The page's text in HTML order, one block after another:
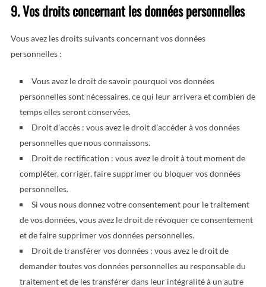
9. Vos droits concernant les données personnelles
Vous avez les droits suivants concernant vos données
personnelles :
Vous avez le droit de savoir pourquoi vos données
personnelles sont nécessaires, ce qui leur arrivera et combien de
temps elles seront conservées.
Droit d’accès : vous avez le droit d’accéder à vos données
personnelles que nous connaissons.
Droit de rectification : vous avez le droit à tout moment de
compléter, corriger, faire supprimer ou bloquer vos données
personnelles.
Si vous nous donnez votre consentement pour le traitement
de vos données, vous avez le droit de révoquer ce consentement
et de faire supprimer vos données personnelles.
Droit de transférer vos données : vous avez le droit de
demander toutes vos données personnelles au responsable du
traitement et de les transférer dans leur intégralité à un autre